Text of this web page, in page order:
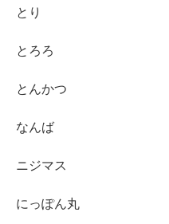
とり
とろろ
とんかつ
なんば
ニジマス
にっぽん丸